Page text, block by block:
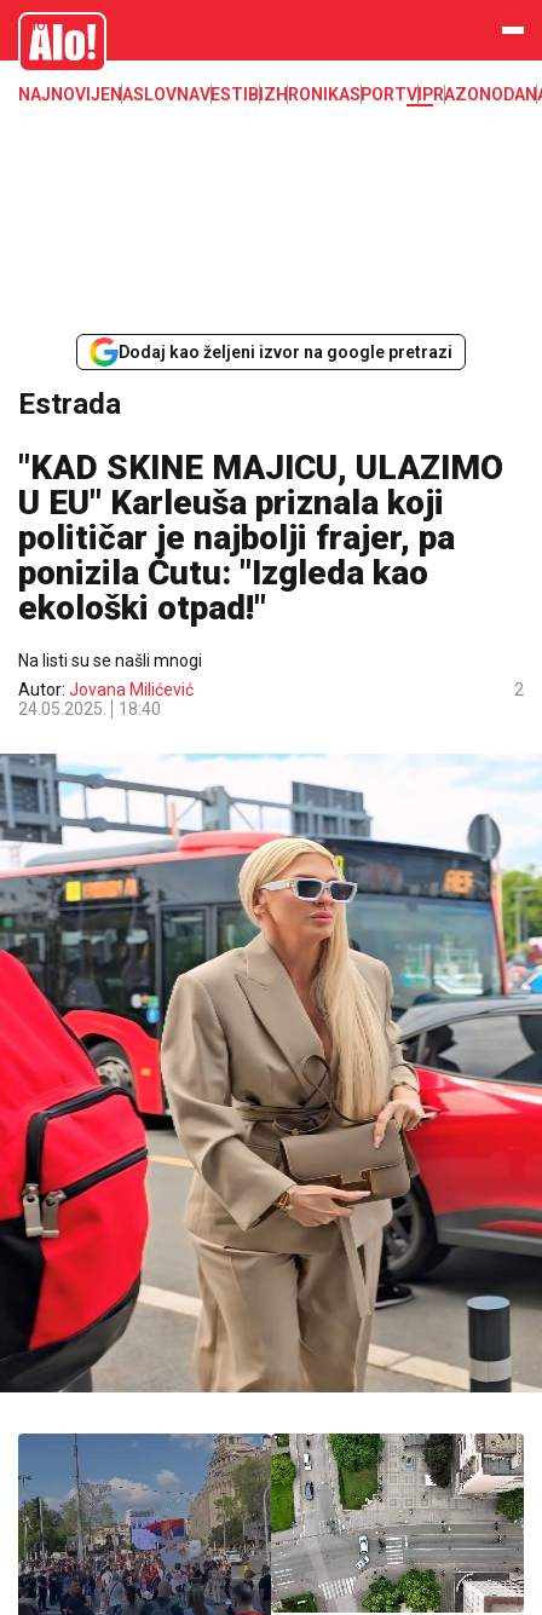
Estrada, poznati, VIP
Alo
NAJNOVIJENASLOVNAVESTI BIZHRONIKASPORTVIPRAZONODA
Dodaj kao željeni izvor na google pretrazi
Estrada
"KAD SKINE MAJICU, ULAZIMO
U EU" Karleuša priznala koji
političar je najbolji frajer, pa
ponizila Ćutu: "Izgleda kao
ekološki otpad!"
Na listi su se našli mnogi
Autor: Jovana Milićević
24.05.2025.
18:40
2